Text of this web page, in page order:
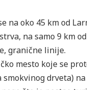
na oko 45 km od
na samo 9 km
granične linije.
mesto koje se
smokvinog drveta)